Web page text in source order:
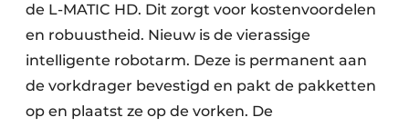
de L-MATIC HD. Dit zorgt voor kostenvoordelen
en robuustheid. Nieuw is de vierassige
intelligente robotarm. Deze is permanent aan
de vorkdrager bevestigd en pakt de pakketten
op en plaatst ze op de vorken. De